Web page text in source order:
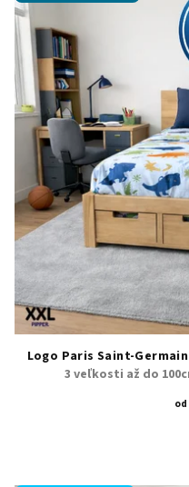
Logo Paris Saint-
3 veľkosti až do
od